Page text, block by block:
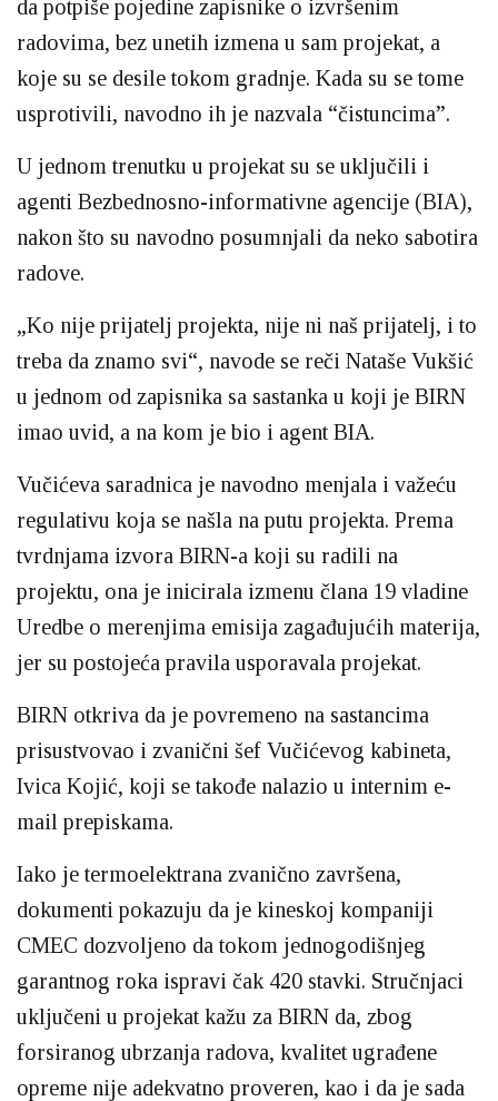
da potpiše pojedine zapisnike o izvršenim
radovima, bez unetih izmena u sam projekat, a
koje su se desile tokom gradnje. Kada su se tome
usprotivili, navodno ih je nazvala “čistuncima”.
U jednom trenutku u projekat su se uključili i
agenti Bezbednosno-informativne agencije (BIA),
nakon što su navodno posumnjali da neko sabotira
radove.
„Ko nije prijatelj projekta, nije ni naš prijatelj, i to
treba da znamo svi“, navode se reči Nataše Vukšić
u jednom od zapisnika sa sastanka u koji je BIRN
imao uvid, a na kom je bio i agent BIA.
Vučićeva saradnica je navodno menjala i važeću
regulativu koja se našla na putu projekta. Prema
tvrdnjama izvora BIRN-a koji su radili na
projektu, ona je inicirala izmenu člana 19 vladine
Uredbe o merenjima emisija zagađujućih materija,
jer su postojeća pravila usporavala projekat.
BIRN otkriva da je povremeno na sastancima
prisustvovao i zvanični šef Vučićevog kabineta,
Ivica Kojić, koji se takođe nalazio u internim e-
mail prepiskama.
Iako je termoelektrana zvanično završena,
dokumenti pokazuju da je kineskoj kompaniji
CMEC dozvoljeno da tokom jednogodišnjeg
garantnog roka ispravi čak 420 stavki. Stručnjaci
uključeni u projekat kažu za BIRN da, zbog
forsiranog ubrzanja radova, kvalitet ugrađene
opreme nije adekvatno proveren, kao i da je sada